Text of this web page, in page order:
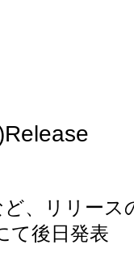
、リリース
て後日発表